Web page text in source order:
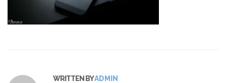
WRITTEN BYADMIN